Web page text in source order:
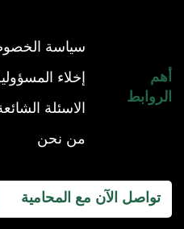
أهم
الروابط
سياسة
إخلاء
الاسئلة
من نحن
تواصل الآن مع المحامية